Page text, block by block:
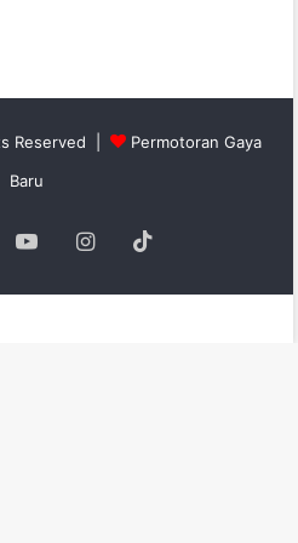
Reserved |
Permotoran Gaya
Baru
YouTubeInstagram